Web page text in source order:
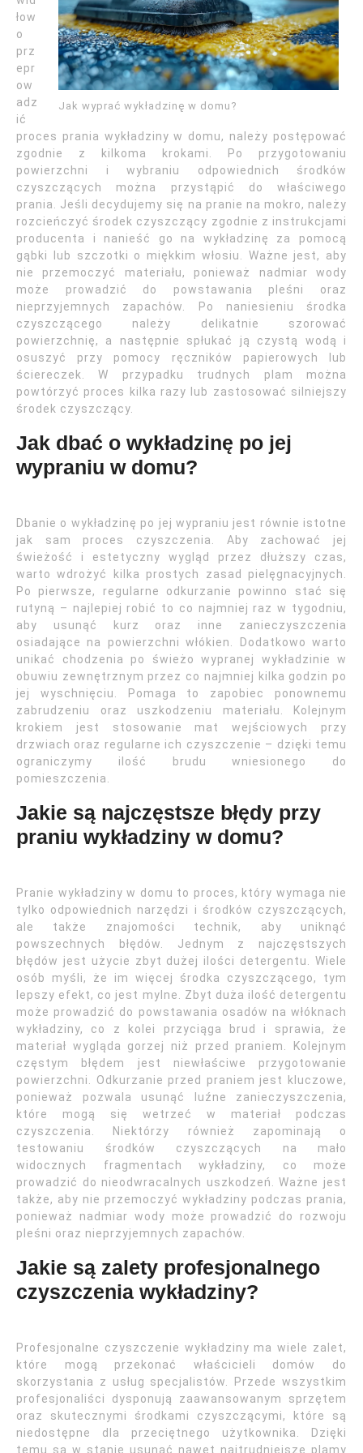
Jak wyprać wykładzinę w domu?
łow
o
prz
epr
ow
adz
ić
proces prania wykładziny w domu, należy postępować
zgodnie z kilkoma krokami. Po przygotowaniu
powierzchni i wybraniu odpowiednich środków
czyszczących można przystąpić do właściwego
prania. Jeśli decydujemy się na pranie na mokro, należy
rozcieńczyć środek czyszczący zgodnie z instrukcjami
producenta i nanieść go na wykładzinę za pomocą
gąbki lub szczotki o miękkim włosiu. Ważne jest, aby
nie przemoczyć materiału, ponieważ nadmiar wody
może prowadzić do powstawania pleśni oraz
nieprzyjemnych zapachów. Po naniesieniu środka
czyszczącego należy delikatnie szorować
powierzchnię, a następnie spłukać ją czystą wodą i
osuszyć przy pomocy ręczników papierowych lub
ściereczek. W przypadku trudnych plam można
powtórzyć proces kilka razy lub zastosować silniejszy
środek czyszczący.
Jak dbać o wykładzinę po jej
wypraniu w domu?
Dbanie o wykładzinę po jej wypraniu jest równie istotne
jak sam proces czyszczenia. Aby zachować jej
świeżość i estetyczny wygląd przez dłuższy czas,
warto wdrożyć kilka prostych zasad pielęgnacyjnych.
Po pierwsze, regularne odkurzanie powinno stać się
rutyną – najlepiej robić to co najmniej raz w tygodniu,
aby usunąć kurz oraz inne zanieczyszczenia
osiadające na powierzchni włókien. Dodatkowo warto
unikać chodzenia po świeżo wypranej wykładzinie w
obuwiu zewnętrznym przez co najmniej kilka godzin po
jej wyschnięciu. Pomaga to zapobiec ponownemu
zabrudzeniu oraz uszkodzeniu materiału. Kolejnym
krokiem jest stosowanie mat wejściowych przy
drzwiach oraz regularne ich czyszczenie – dzięki temu
ograniczymy ilość brudu wniesionego do
pomieszczenia.
Jakie są najczęstsze błędy przy
praniu wykładziny w domu?
Pranie wykładziny w domu to proces, który wymaga nie
tylko odpowiednich narzędzi i środków czyszczących,
ale także znajomości technik, aby uniknąć
powszechnych błędów. Jednym z najczęstszych
błędów jest użycie zbyt dużej ilości detergentu. Wiele
osób myśli, że im więcej środka czyszczącego, tym
lepszy efekt, co jest mylne. Zbyt duża ilość detergentu
może prowadzić do powstawania osadów na włóknach
wykładziny, co z kolei przyciąga brud i sprawia, że
materiał wygląda gorzej niż przed praniem. Kolejnym
częstym błędem jest niewłaściwe przygotowanie
powierzchni. Odkurzanie przed praniem jest kluczowe,
ponieważ pozwala usunąć luźne zanieczyszczenia,
które mogą się wetrzeć w materiał podczas
czyszczenia. Niektórzy również zapominają o
testowaniu środków czyszczących na mało
widocznych fragmentach wykładziny, co może
prowadzić do nieodwracalnych uszkodzeń. Ważne jest
także, aby nie przemoczyć wykładziny podczas prania,
ponieważ nadmiar wody może prowadzić do rozwoju
pleśni oraz nieprzyjemnych zapachów.
Jakie są zalety profesjonalnego
czyszczenia wykładziny?
Profesjonalne czyszczenie wykładziny ma wiele zalet,
które mogą przekonać właścicieli domów do
skorzystania z usług specjalistów. Przede wszystkim
profesjonaliści dysponują zaawansowanym sprzętem
oraz skutecznymi środkami czyszczącymi, które są
niedostępne dla przeciętnego użytkownika. Dzięki
temu są w stanie usunąć nawet najtrudniejsze plamy